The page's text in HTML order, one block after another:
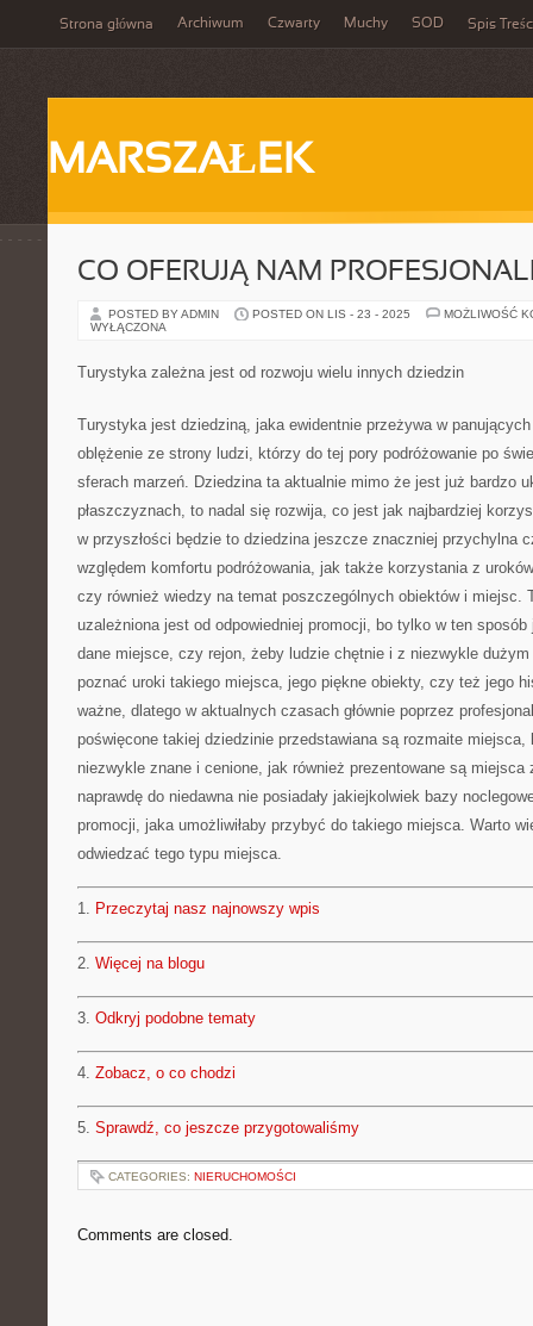
Strona główna Archiwum Czwarty Muchy SOD Spis
MARSZAŁEK
CO OFERUJĄ NAM
POSTED BY ADMIN POSTED ON LIS - 23 - 2025
MOŻLIWOŚĆ
WYŁĄCZONA
Turystyka zależna jest od rozwoju wielu innych dziedzin
Turystyka jest dziedziną, jaka ewidentnie przeżywa w
oblężenie ze strony ludzi, którzy do tej pory podróżowanie po
sferach marzeń. Dziedzina ta aktualnie mimo że jest już bardzo
płaszczyznach, to nadal się rozwija, co jest jak najbardziej
w przyszłości będzie to dziedzina jeszcze znaczniej przychylna
względem komfortu podróżowania, jak także korzystania z
czy również wiedzy na temat poszczególnych obiektów i miejsc.
uzależniona jest od odpowiedniej promocji, bo tylko w ten
dane miejsce, czy rejon, żeby ludzie chętnie i z niezwykle
poznać uroki takiego miejsca, jego piękne obiekty, czy też jego
ważne, dlatego w aktualnych czasach głównie poprzez
poświęcone takiej dziedzinie przedstawiana są rozmaite miejsca,
niezwykle znane i cenione, jak również prezentowane są miejsca
naprawdę do niedawna nie posiadały jakiejkolwiek bazy
promocji, jaka umożliwiłaby przybyć do takiego miejsca. Warto
odwiedzać tego typu miejsca.
1. Przeczytaj nasz najnowszy wpis
2. Więcej na blogu
3. Odkryj podobne tematy
4. Zobacz, o co chodzi
5. Sprawdź, co jeszcze przygotowaliśmy
CATEGORIES: NIERUCHOMOŚCI
Comments are closed.